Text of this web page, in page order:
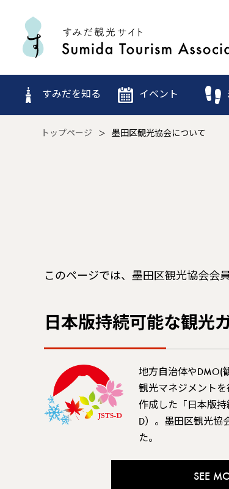
すみだを知る イベント
トップページ 墨田区観光協会について
このページでは、墨田区観光協会会
日本版持続可能な観光
地方自治体やDMO(
観光マネジメント
作成した「日本版持
D）。墨田区観光協
た。
SEE